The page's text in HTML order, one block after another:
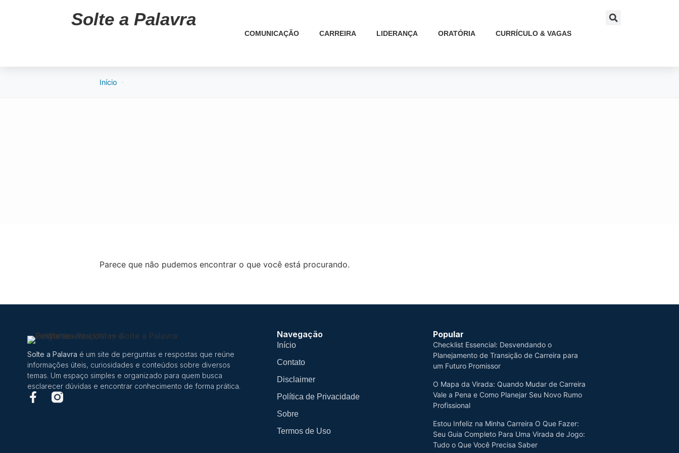
Solte a Palavra
COMUNICAÇÃO CARREIRA LIDERANÇA ORATÓRIA CURRÍCULO & VAGAS
Início -
Parece que não pudemos encontrar o que você está procurando.
Solte a Palavra é um site de perguntas e respostas que reúne
informações úteis, curiosidades e conteúdos sobre diversos
temas. Um espaço simples e organizado para quem busca
esclarecer dúvidas e encontrar conhecimento de forma prática.
Navegação
Início
Contato
Disclaimer
Política de Privacidade
Sobre
Termos de Uso
Popular
Checklist Essencial: Desvendando o
Planejamento de Transição de Carreira para
um Futuro Promissor
O Mapa da Virada: Quando Mudar de Carreira
Vale a Pena e Como Planejar Seu Novo Rumo
Profissional
Estou Infeliz na Minha Carreira O Que Fazer:
Seu Guia Completo Para Uma Virada de Jogo:
Tudo o Que Você Precisa Saber